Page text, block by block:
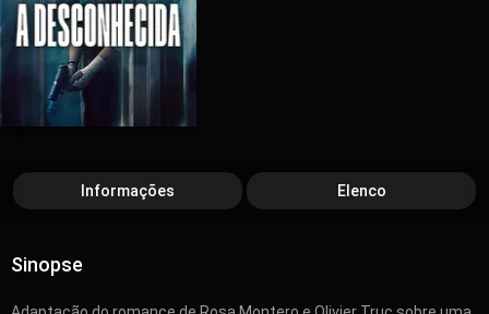
Informações Elenco
Sinopse